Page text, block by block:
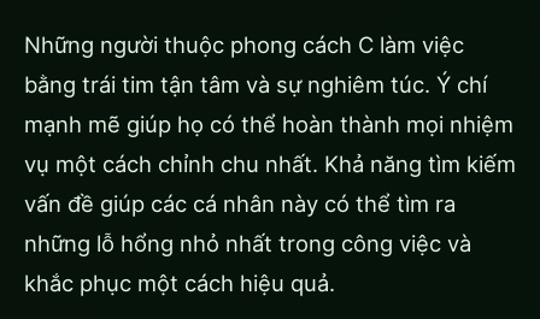
Những người thuộc phong cách C làm việc
bằng trái tim tận tâm và sự nghiêm túc. Ý chí
mạnh mẽ giúp họ có thể hoàn thành mọi nhiệm
vụ một cách chỉnh chu nhất. Khả năng tìm kiếm
vấn đề giúp các cá nhân này có thể tìm ra
những lỗ hổng nhỏ nhất trong công việc và
khắc phục một cách hiệu quả.